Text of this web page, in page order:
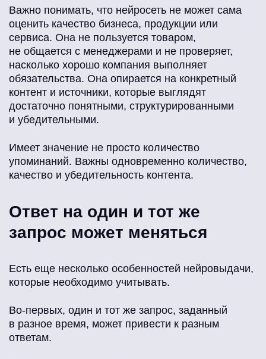
Важно понимать, что нейросеть не может сама
оценить качество бизнеса, продукции или
сервиса. Она не пользуется товаром,
не общается с менеджерами и не проверяет,
насколько хорошо компания выполняет
обязательства. Она опирается на конкретный
контент и источники, которые выглядят
достаточно понятными, структурированными
и убедительными.
Имеет значение не просто количество
упоминаний. Важны одновременно количество,
качество и убедительность контента.
Ответ на один и тот же
запрос может меняться
Есть еще несколько особенностей нейровыдачи,
которые необходимо учитывать.
Во-первых, один и тот же запрос, заданный
в разное время, может привести к разным
ответам.